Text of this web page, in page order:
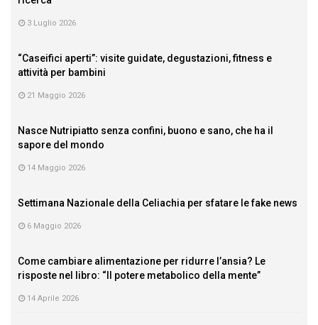
3 Luglio 2026
“Caseifici aperti”: visite guidate, degustazioni, fitness e
attività per bambini
21 Maggio 2026
Nasce Nutripiatto senza confini, buono e sano, che ha il
sapore del mondo
14 Maggio 2026
Settimana Nazionale della Celiachia per sfatare le fake news
6 Maggio 2026
Come cambiare alimentazione per ridurre l’ansia? Le
risposte nel libro: “Il potere metabolico della mente”
14 Aprile 2026